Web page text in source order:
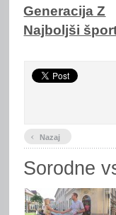
Generacija Z
Najboljši
‹ Nazaj
Sorodne